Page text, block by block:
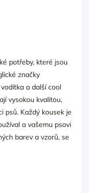
potřeby, které jsou
značky
a další cool
vysokou kvalitou,
psů. Každý kousek je
a vašemu psovi
barev a vzorů, se